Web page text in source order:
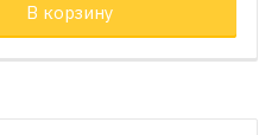
В корзину